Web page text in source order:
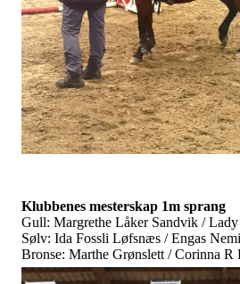
Klubbenes mesterskap 1m sprang
Gull: Margrethe Låker Sandvik /
Sølv: Ida Fossli Løfsnæs / Engas
Bronse: Marthe Grønslett / Corinna